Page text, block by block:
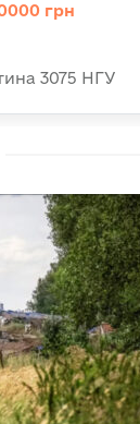
грн
3075 НГУ